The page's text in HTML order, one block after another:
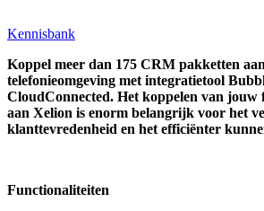
Kennisbank
Koppel meer dan 175 CRM pakketten
telefonieomgeving met integratietool
CloudConnected. Het koppelen van jouw
aan Xelion is enorm belangrijk voor het
klanttevredenheid en het efficiënter
Functionaliteiten